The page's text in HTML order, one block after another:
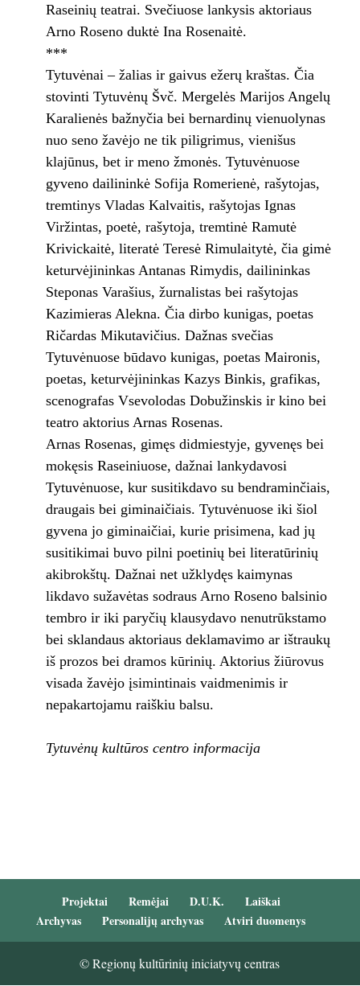
Raseinių teatrai. Svečiuose lankysis aktoriaus
Arno Roseno duktė Ina Rosenaitė.
***
Tytuvėnai – žalias ir gaivus ežerų kraštas. Čia
stovinti Tytuvėnų Švč. Mergelės Marijos Angelų
Karalienės bažnyčia bei bernardinų vienuolynas
nuo seno žavėjo ne tik piligrimus, vienišus
klajūnus, bet ir meno žmonės. Tytuvėnuose
gyveno dailininkė Sofija Romerienė, rašytojas,
tremtinys Vladas Kalvaitis, rašytojas Ignas
Viržintas, poetė, rašytoja, tremtinė Ramutė
Krivickaitė, literatė Teresė Rimulaitytė, čia gimė
keturvėjininkas Antanas Rimydis, dailininkas
Steponas Varašius, žurnalistas bei rašytojas
Kazimieras Alekna. Čia dirbo kunigas, poetas
Ričardas Mikutavičius. Dažnas svečias
Tytuvėnuose būdavo kunigas, poetas Maironis,
poetas, keturvėjininkas Kazys Binkis, grafikas,
scenografas Vsevolodas Dobužinskis ir kino bei
teatro aktorius Arnas Rosenas.
Arnas Rosenas, gimęs didmiestyje, gyvenęs bei
mokęsis Raseiniuose, dažnai lankydavosi
Tytuvėnuose, kur susitikdavo su bendraminčiais,
draugais bei giminaičiais. Tytuvėnuose iki šiol
gyvena jo giminaičiai, kurie prisimena, kad jų
susitikimai buvo pilni poetinių bei literatūrinių
akibrokštų. Dažnai net užklydęs kaimynas
likdavo sužavėtas sodraus Arno Roseno balsinio
tembro ir iki paryčių klausydavo nenutrūkstamo
bei sklandaus aktoriaus deklamavimo ar ištraukų
iš prozos bei dramos kūrinių. Aktorius žiūrovus
visada žavėjo įsimintinais vaidmenimis ir
nepakartojamu raiškiu balsu.
Tytuvėnų kultūros centro informacija
Projektai Remėjai D.U.K.
Laiškai
Archyvas
Personalijų archyvas Atviri duomenys
© Regionų kultūrinių iniciatyvų centras